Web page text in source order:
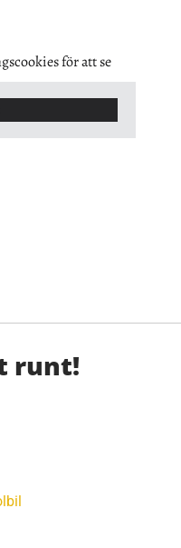
för att se
runt!